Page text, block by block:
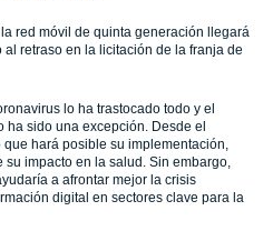
red móvil de quinta generación llegará
retraso en la licitación de la franja de
lo ha trastocado todo y el
sido una excepción. Desde el
hará posible su implementación,
impacto en la salud. Sin embargo,
a afrontar mejor la crisis
digital en sectores clave para la